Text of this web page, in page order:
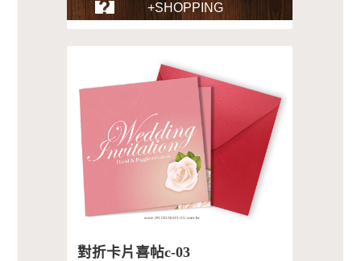
+SHOPPING
對折卡片喜帖c-03